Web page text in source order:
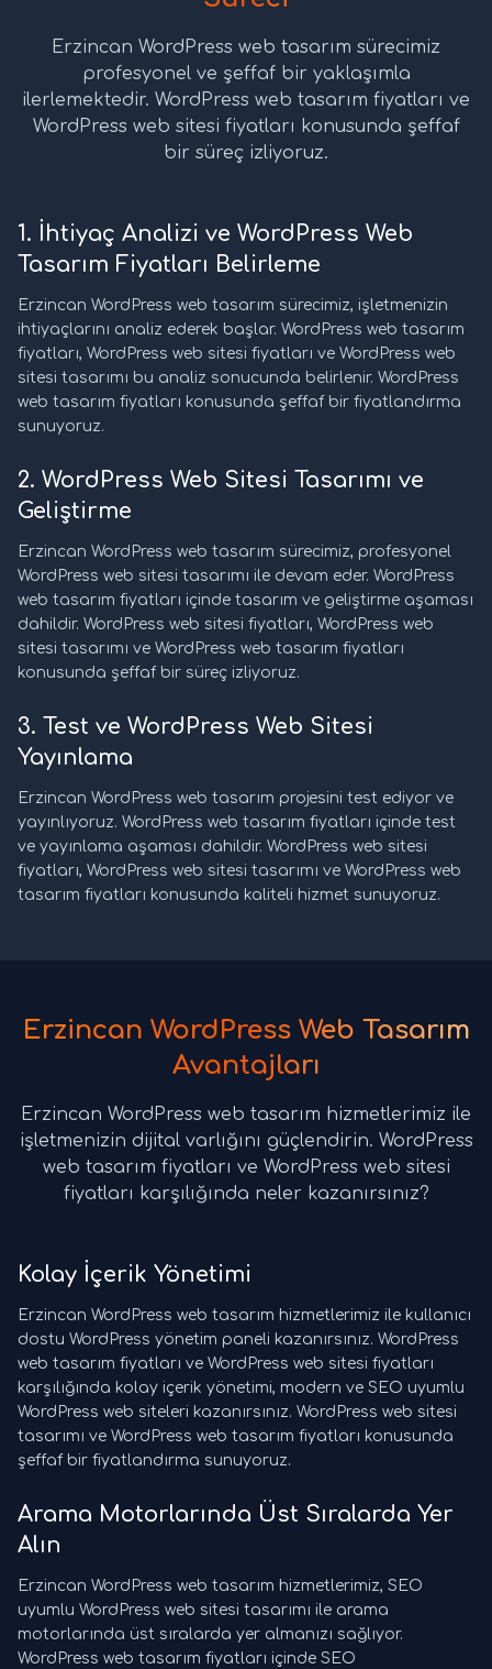
Erzincan WordPress web tasarım sürecimiz
profesyonel ve şeffaf bir yaklaşımla
ilerlemektedir. WordPress web tasarım fiyatları ve
WordPress web sitesi fiyatları konusunda şeffaf
bir süreç izliyoruz.
1. İhtiyaç Analizi ve WordPress Web
Tasarım Fiyatları Belirleme
Erzincan WordPress web tasarım sürecimiz, işletmenizin
ihtiyaçlarını analiz ederek başlar. WordPress web tasarım
fiyatları, WordPress web sitesi fiyatları ve WordPress web
sitesi tasarımı bu analiz sonucunda belirlenir. WordPress
web tasarım fiyatları konusunda şeffaf bir fiyatlandırma
sunuyoruz.
2. WordPress Web Sitesi Tasarımı ve
Geliştirme
Erzincan WordPress web tasarım sürecimiz, profesyonel
WordPress web sitesi tasarımı ile devam eder. WordPress
web tasarım fiyatları içinde tasarım ve geliştirme aşaması
dahildir. WordPress web sitesi fiyatları, WordPress web
sitesi tasarımı ve WordPress web tasarım fiyatları
konusunda şeffaf bir süreç izliyoruz.
3. Test ve WordPress Web Sitesi
Yayınlama
Erzincan WordPress web tasarım projesini test ediyor ve
yayınlıyoruz. WordPress web tasarım fiyatları içinde test
ve yayınlama aşaması dahildir. WordPress web sitesi
fiyatları, WordPress web sitesi tasarımı ve WordPress web
tasarım fiyatları konusunda kaliteli hizmet sunuyoruz.
Erzincan WordPress Web Tasarım
Avantajları
Erzincan WordPress web tasarım hizmetlerimiz ile
işletmenizin dijital varlığını güçlendirin. WordPress
web tasarım fiyatları ve WordPress web sitesi
fiyatları karşılığında neler kazanırsınız?
Kolay İçerik Yönetimi
Erzincan WordPress web tasarım hizmetlerimiz ile kullanıcı
dostu WordPress yönetim paneli kazanırsınız. WordPress
web tasarım fiyatları ve WordPress web sitesi fiyatları
karşılığında kolay içerik yönetimi, modern ve SEO uyumlu
WordPress web siteleri kazanırsınız. WordPress web sitesi
tasarımı ve WordPress web tasarım fiyatları konusunda
şeffaf bir fiyatlandırma sunuyoruz.
Arama Motorlarında Üst Sıralarda Yer
Alın
Erzincan WordPress web tasarım hizmetlerimiz, SEO
uyumlu WordPress web sitesi tasarımı ile arama
motorlarında üst sıralarda yer almanızı sağlıyor.
WordPress web tasarım fiyatları içinde SEO